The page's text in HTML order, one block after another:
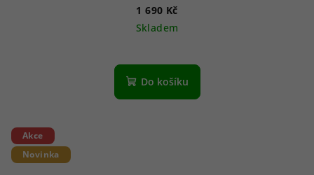
1 690 Kč
Skladem
Do košíku
Akce
Novinka